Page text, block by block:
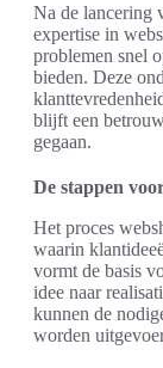
Na de lancering
expertise in
problemen snel
bieden. Deze
blijft een
gegaan.
De stappen
Het proces
waarin
vormt de basis
idee naar
kunnen de
worden